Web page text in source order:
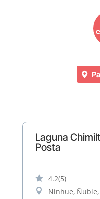
Laguna
Posta
 4.2(5)
 Ninhue, Ñuble,